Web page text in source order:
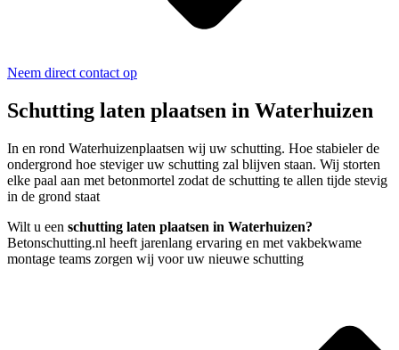
Neem direct contact op
Schutting laten plaatsen in Waterhuizen
In en rond Waterhuizenplaatsen wij uw schutting. Hoe stabieler de
ondergrond hoe steviger uw schutting zal blijven staan. Wij storten
elke paal aan met betonmortel zodat de schutting te allen tijde stevig
in de grond staat
Wilt u een schutting laten plaatsen in Waterhuizen?
Betonschutting.nl heeft jarenlang ervaring en met vakbekwame
montage teams zorgen wij voor uw nieuwe schutting